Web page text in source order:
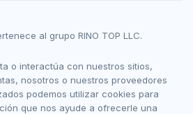
al grupo RINO TOP LLC.
o interactúa con nuestros sitios,
nosotros o nuestros proveedores
podemos utilizar cookies para
que nos ayude a ofrecerle una